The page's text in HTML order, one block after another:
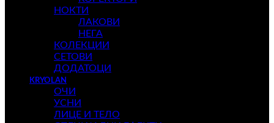
НОКТИ
ЛАКОВИ
НЕГА
КОЛЕКЦИИ
СЕТОВИ
ДОДАТОЦИ
KRYOLAN
ОЧИ
УСНИ
ЛИЦЕ И ТЕЛО